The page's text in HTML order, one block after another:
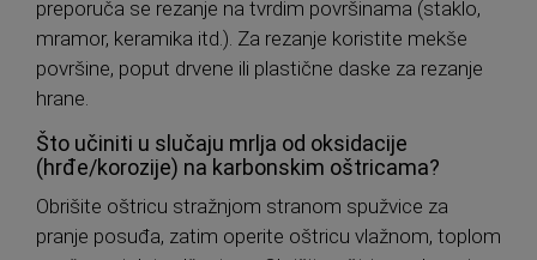
preporuča se rezanje na tvrdim površinama (staklo,
mramor, keramika itd.). Za rezanje koristite mekše
površine, poput drvene ili plastične daske za rezanje
hrane.
Što učiniti u slučaju mrlja od oksidacije
(hrđe/korozije) na karbonskim oštricama?
Obrišite oštricu stražnjom stranom spužvice za
pranje posuđa, zatim operite oštricu vlažnom, toplom